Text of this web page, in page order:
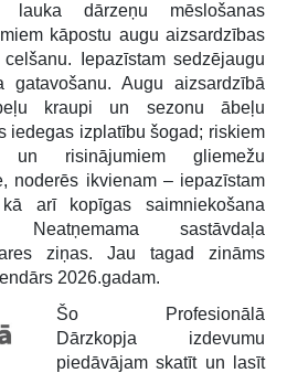
dārzeņu mēslošanas
kāpostu augu aizsardzības
Iepazīstam sedzējaugu
gatavošanu. Augu aizsardzībā
kraupi un sezonu ābeļu
iedegas izplatību šogad; riskiem
un risinājumiem gliemežu
noderēs ikvienam – iepazīstam
arī kopīgas saimniekošana
sastāvdaļa
ziņas. Jau tagad zināms
2026.gadam.
Šo Profesionālā
Dārzkopja izdevumu
piedāvājam skatīt un lasīt